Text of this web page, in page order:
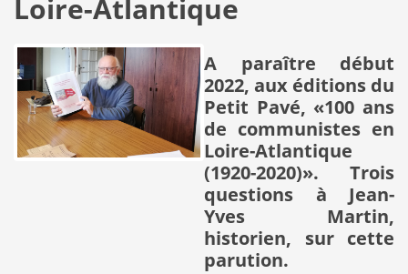
Loire-Atlantique
A paraître début
2022, aux éditions du
Petit Pavé, «100 ans
de communistes en
Loire-Atlantique
(1920-2020)». Trois
questions à Jean-
Yves Martin,
historien, sur cette
parution.